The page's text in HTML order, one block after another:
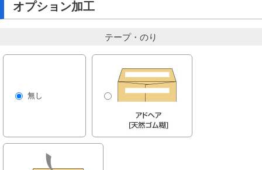
オプション加工
テープ・のり
無し